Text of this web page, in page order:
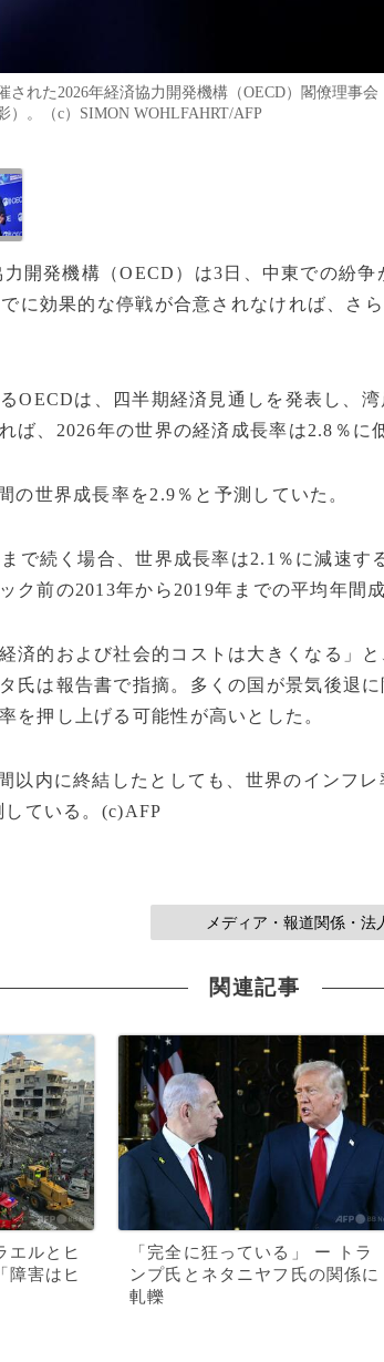
された2026年経済協力開発機構（OECD）閣僚理事
）。（c）SIMON WOHLFAHRT/AFP
力開発機構（OECD）は3日、中東での紛
に効果的な停戦が合意されなければ、さ
OECDは、四半期経済見通しを発表し、
ば、2026年の世界の経済成長率は2.8％に
の世界成長率を2.9％と予測していた。
で続く場合、世界成長率は2.1％に減速す
ク前の2013年から2019年までの平均年間
済的および社会的コストは大きくなる」
氏は報告書で指摘。多くの国が景気後退
を押し上げる可能性が高いとした。
以内に終結したとしても、世界のインフ
ている。(c)AFP
メディア・報道関係・
関連記事
エルとヒ
障害はヒ
「完全に狂っている」 ー トラ
ンプ氏とネタニヤフ氏の関係に
軋轢